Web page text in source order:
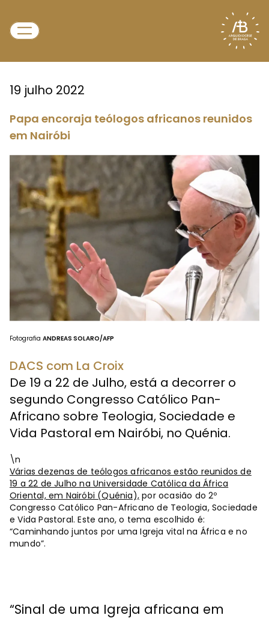
19 julho 2022
Papa encoraja teólogos africanos reunidos
em Nairóbi
Fotografia ANDREAS SOLARO/AFP
DACS com La Croix
De 19 a 22 de Julho, está a decorrer o
segundo Congresso Católico Pan-
Africano sobre Teologia, Sociedade e
Vida Pastoral em Nairóbi, no Quénia.
\n
Várias dezenas de teólogos africanos estão reunidos de
19 a 22 de Julho na Universidade Católica da África
Oriental, em Nairóbi (Quénia), por ocasião do 2º
Congresso Católico Pan-Africano de Teologia, Sociedade
e Vida Pastoral. Este ano, o tema escolhido é:
“Caminhando juntos por uma Igreja vital na África e no
mundo”.
“Sinal de uma Igreja africana em